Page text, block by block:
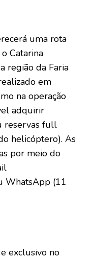
uma rota
Catarina
região da Faria
em
na operação
adquirir
reservas full
helicóptero). As
por meio do
WhatsApp (11
exclusivo no